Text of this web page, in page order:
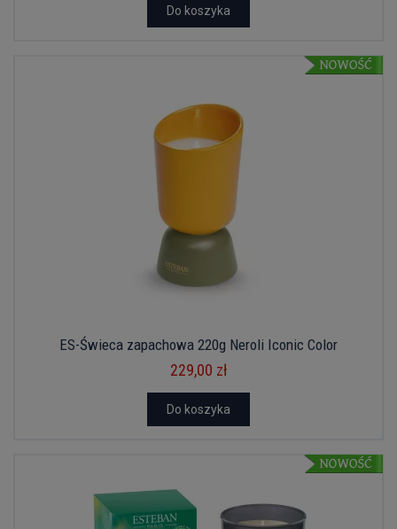
Do koszyka
ES-Świeca zapachowa 220g Neroli Iconic Color
229,00 zł
Do koszyka